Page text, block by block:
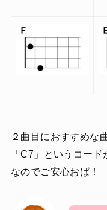
２曲目におすすめな
「C7」というコー
なのでご安心おば！